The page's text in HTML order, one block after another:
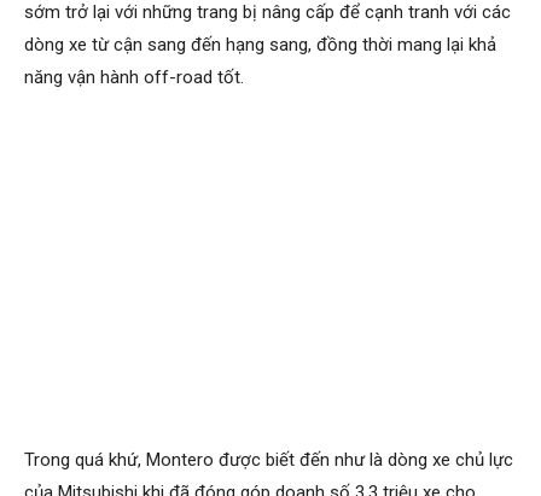
sớm trở lại với những trang bị nâng cấp để cạnh tranh với các
dòng xe từ cận sang đến hạng sang, đồng thời mang lại khả
năng vận hành off-road tốt.
Trong quá khứ, Montero được biết đến như là dòng xe chủ lực